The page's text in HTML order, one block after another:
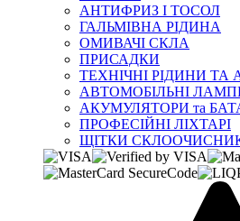
АНТИФРИЗ І ТОСОЛ
ГАЛЬМІВНА РІДИНА
ОМИВАЧІ СКЛА
ПРИСАДКИ
ТЕХНІЧНІ РІДИНИ ТА
АВТОМОБІЛЬНІ
АКУМУЛЯТОРИ та
ПРОФЕСІЙНІ ЛІХТАРІ
ЩІТКИ